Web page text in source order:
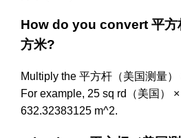
How do you convert 平方
方米?
Multiply the 平方杆（美国测量
For example, 25 sq rd（美国）
632.32383125 m^2.